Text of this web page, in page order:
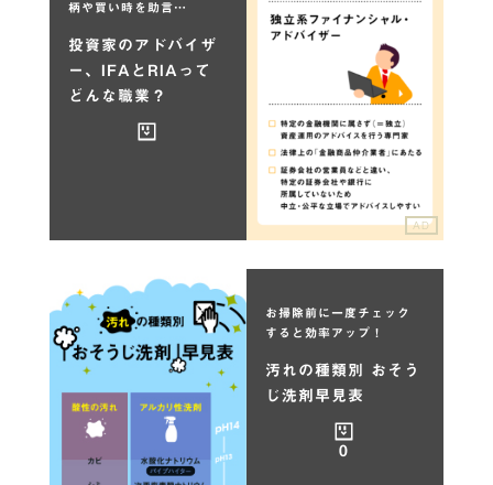
柄や買い時を助言…
投資家のアドバイザ
ー、IFAとRIAって
どんな職業？
AD
お掃除前に一度チェック
すると効率アップ！
汚れの種類別 おそう
じ洗剤早見表
0